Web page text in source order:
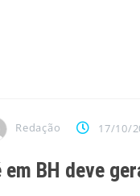
Redação 17/10/
em BH deve